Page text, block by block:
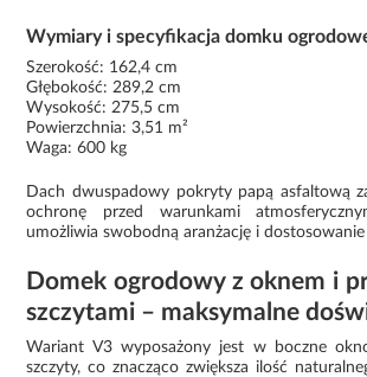
Wymiary i specyfikacja domku
Szerokość: 162,4 cm
Głębokość: 289,2 cm
Wysokość: 275,5 cm
Powierzchnia: 3,51 m²
Waga: 600 kg
Dach dwuspadowy pokryty papą asfaltową
ochronę przed warunkami
umożliwia swobodną aranżację i
Domek ogrodowy z oknem i
szczytami – maksymalne
Wariant V3 wyposażony jest w boczne
szczyty, co znacząco zwiększa ilość